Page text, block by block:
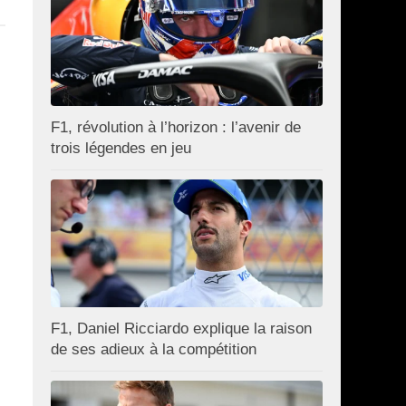
F1, révolution à l’horizon : l’avenir de
trois légendes en jeu
F1, Daniel Ricciardo explique la raison
de ses adieux à la compétition